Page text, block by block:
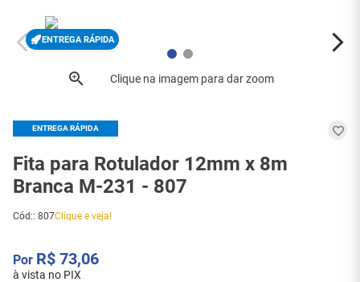
ENTREGA RÁPIDA
ENTREGA RÁPIDA
Fita para Rotulador 12mm x 8m
Branca M-231 - 807
Cód:: 807Clique e veja!
R$ 73,06
à vista no PIX